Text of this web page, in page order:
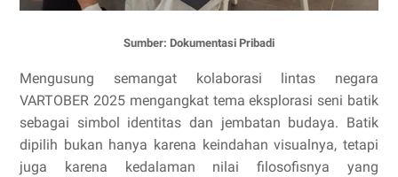
Sumber: Dokumentasi Pribadi
Mengusung semangat kolaborasi lintas negara
VARTOBER 2025 mengangkat tema eksplorasi seni batik
sebagai simbol identitas dan jembatan budaya. Batik
dipilih bukan hanya karena keindahan visualnya, tetapi
juga karena kedalaman nilai filosofisnya yang